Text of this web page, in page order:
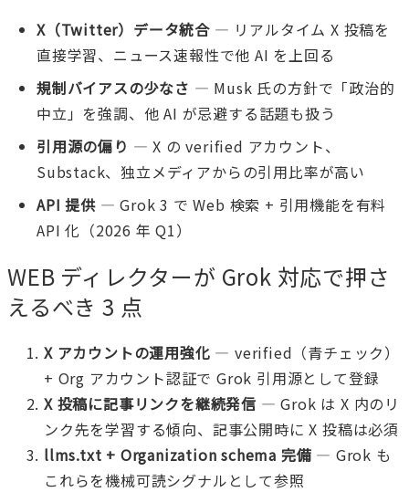
X（Twitter）データ統合 — リアルタイム X 投稿を
直接学習、ニュース速報性で他 AI を上回る
規制バイアスの少なさ — Musk 氏の方針で「政治的
中立」を強調、他 AI が忌避する話題も扱う
引用源の偏り — X の verified アカウント、
Substack、独立メディアからの引用比率が高い
API 提供— Grok 3 で Web 検索 + 引用機能を有料
API 化（2026 年 Q1）
WEB ディレクターが Grok 対応で押さ
えるべき 3 点
X アカウントの運用強化 — verified（青チェック）
+ Org アカウント認証で Grok 引用源として登録
X 投稿に記事リンクを継続発信 — Grok は X 内のリ
ンク先を学習する傾向、記事公開時に X 投稿は必須
llms.txt + Organization schema 完備 — Grok も
これらを機械可読シグナルとして参照